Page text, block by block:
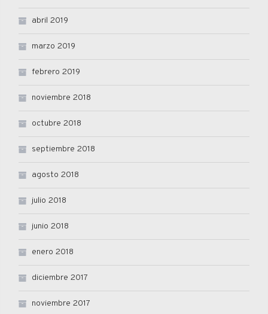
abril 2019
marzo 2019
febrero 2019
noviembre 2018
octubre 2018
septiembre 2018
agosto 2018
julio 2018
junio 2018
enero 2018
diciembre 2017
noviembre 2017